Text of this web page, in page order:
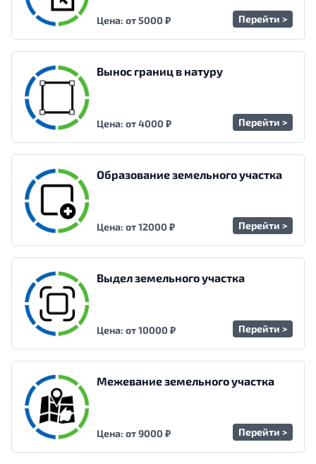
Цена: от 5000 ₽ Перейти >
Вынос границ в натуру
Цена: от 4000 ₽ Перейти >
Образование земельного участка
Цена: от 12000 ₽ Перейти >
Выдел земельного участка
Цена: от 10000 ₽ Перейти >
Межевание земельного участка
Цена: от 9000 ₽ Перейти >